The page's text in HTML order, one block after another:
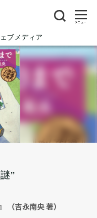
ブメディア
メニュー
”
（吉永南央 著）